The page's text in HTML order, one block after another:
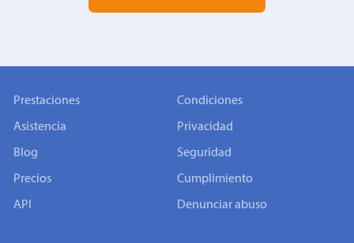
Prestaciones
Asistencia
Blog
Precios
API
Condiciones
Privacidad
Seguridad
Cumplimiento
Denunciar abuso